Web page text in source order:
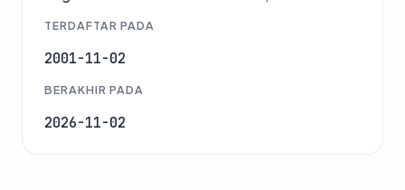
TERDAFTAR PADA
2001-11-02
BERAKHIR PADA
2026-11-02